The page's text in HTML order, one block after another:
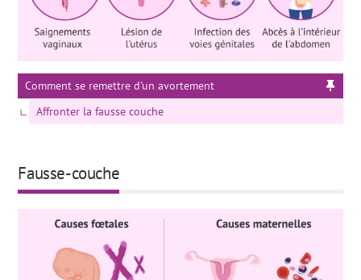
Comment se remettre d'un avortement
Affronter la fausse couche
Fausse-couche